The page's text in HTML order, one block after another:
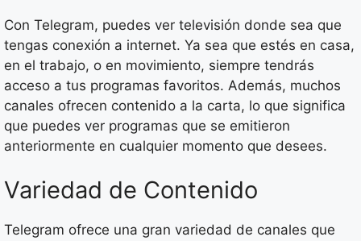
Con Telegram, puedes ver televisión donde sea que
tengas conexión a internet. Ya sea que estés en casa,
en el trabajo, o en movimiento, siempre tendrás
acceso a tus programas favoritos. Además, muchos
canales ofrecen contenido a la carta, lo que significa
que puedes ver programas que se emitieron
anteriormente en cualquier momento que desees.
Variedad de Contenido
Telegram ofrece una gran variedad de canales que